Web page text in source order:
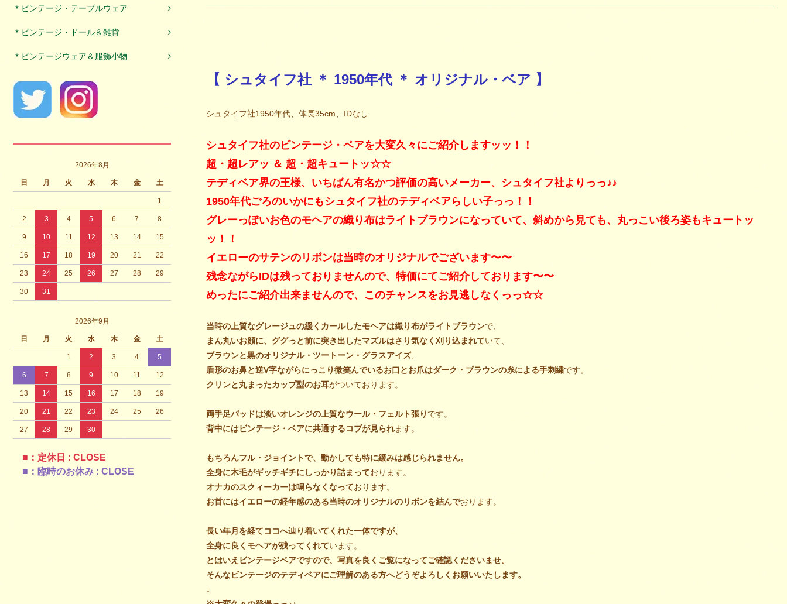
＊ビンテージ・テーブルウェア
＊ビンテージ・ドール＆雑貨
＊ビンテージウェア＆服飾小物
2026年8月
日 月 火 水 木 金 土
1
2 3 4 5 6 7 8
9 10 11 12 13 14 15
16 17 18 19 20 21 22
23 24 25 26 27 28 29
30 31
2026年9月
日 月 火 水 木 金 土
1 2 3 4 5
6 7 8 9 10 11 12
13 14 15 16 17 18 19
20 21 22 23 24 25 26
27 28 29 30
■：定休日 : CLOSE
■：臨時のお休み : CLOSE
【 シュタイフ社 ＊ 1950年代 ＊ オリジナル・ベア 】
シュタイフ社1950年代、体長35cm、IDなし
シュタイフ社のビンテージ・ベアを大変久々にご紹介しますッッ！！
超・超レアッ ＆ 超・超キュートッ☆☆
テディベア界の王様、いちばん有名かつ評価の高いメーカー、シュタイフ社よりっっ♪♪
1950年代ごろのいかにもシュタイフ社のテディベアらしい子っっ！！
グレーっぽいお色のモヘアの織り布はライトブラウンになっていて、斜めから見ても、丸っこい後ろ姿もキュートッ
ッ！！
イエローのサテンのリボンは当時のオリジナルでございます〜〜
残念ながらIDは残っておりませんので、特価にてご紹介しております〜〜
めったにご紹介出来ませんので、このチャンスをお見逃しなくっっ☆☆
当時の上質なグレージュの緩くカールしたモヘアは織り布がライトブラウンで、
まん丸いお顔に、ググっと前に突き出したマズルはさり気なく刈り込まれていて、
ブラウンと黒のオリジナル・ツートーン・グラスアイズ、
盾形のお鼻と逆V字ながらにっこり微笑んでいるお口とお爪はダーク・ブラウンの糸による手刺繍です。
クリンと丸まったカップ型のお耳がついております。
両手足パッドは淡いオレンジの上質なウール・フェルト張り です。
背中にはビンテージ・ベアに共通するコブが見られます。
もちろんフル・ジョイントで、動かしても特に緩みは感じられません。
全身に木毛がギッチギチにしっかり詰まっております。
オナカのスクィーカーは鳴らなくなっております。
お首にはイエローの経年感のある当時のオリジナルのリボンを結んでおります。
長い年月を経てココへ辿り着いてくれた一体ですが、
全身に良くモヘアが残ってくれています。
とはいえビンテージベアですので、写真を良くご覧になってご確認くださいませ。
そんなビンテージのテディベアにご理解のある方へどうぞよろしくお願いいたします。
↓